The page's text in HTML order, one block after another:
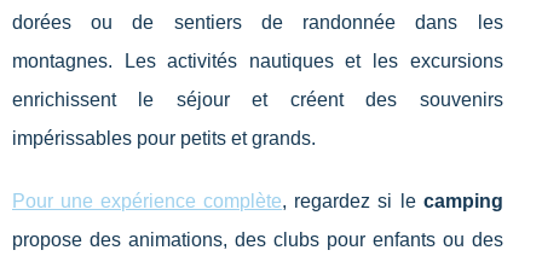
dorées ou de sentiers de randonnée dans les
montagnes. Les activités nautiques et les excursions
enrichissent le séjour et créent des souvenirs
impérissables pour petits et grands.
Pour une expérience complète, regardez si le camping
propose des animations, des clubs pour enfants ou des